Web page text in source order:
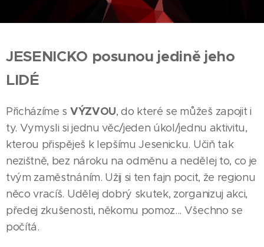
JESENICKO posunou jedině jeho
LIDÉ
Přicházíme s VÝZVOU, do které se můžeš zapojit i
ty. Vymysli si jednu věc/jeden úkol/jednu aktivitu,
kterou přispěješ k lepšímu Jesenicku. Učiň tak
nezištně, bez nároku na odměnu a nedělej to, co je
tvým zaměstnáním. Užij si ten fajn pocit, že regionu
něco vracíš. Udělej dobrý skutek, zorganizuj akci,
předej zkušenosti, někomu pomoz... Všechno se
počítá.